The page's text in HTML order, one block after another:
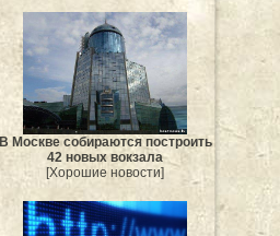
В Москве собираются построить
42 новых вокзала
[Хорошие новости]